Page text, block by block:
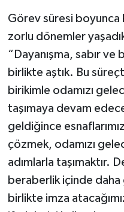
Görev süresi boyunca
zorlu dönemler
“Dayanışma, sabır
birlikte aştık. Bu
birikimle odamızı
taşımaya devam
geldiğince
çözmek, odamızı
adımlarla taşımaktır.
beraberlik içinde
birlikte imza